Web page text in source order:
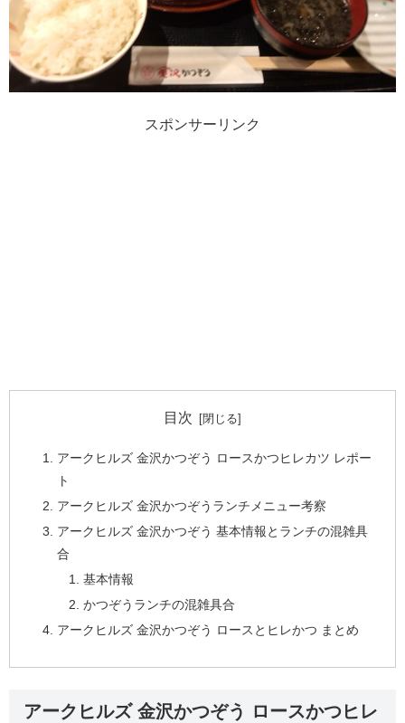
スポンサーリンク
目次
アークヒルズ 金沢かつぞう ロースかつヒレカツ レポー
ト
アークヒルズ 金沢かつぞうランチメニュー考察
アークヒルズ 金沢かつぞう 基本情報とランチの混雑具
合
基本情報
かつぞうランチの混雑具合
アークヒルズ 金沢かつぞう ロースとヒレかつ まとめ
アークヒルズ 金沢かつぞう ロースかつヒレ